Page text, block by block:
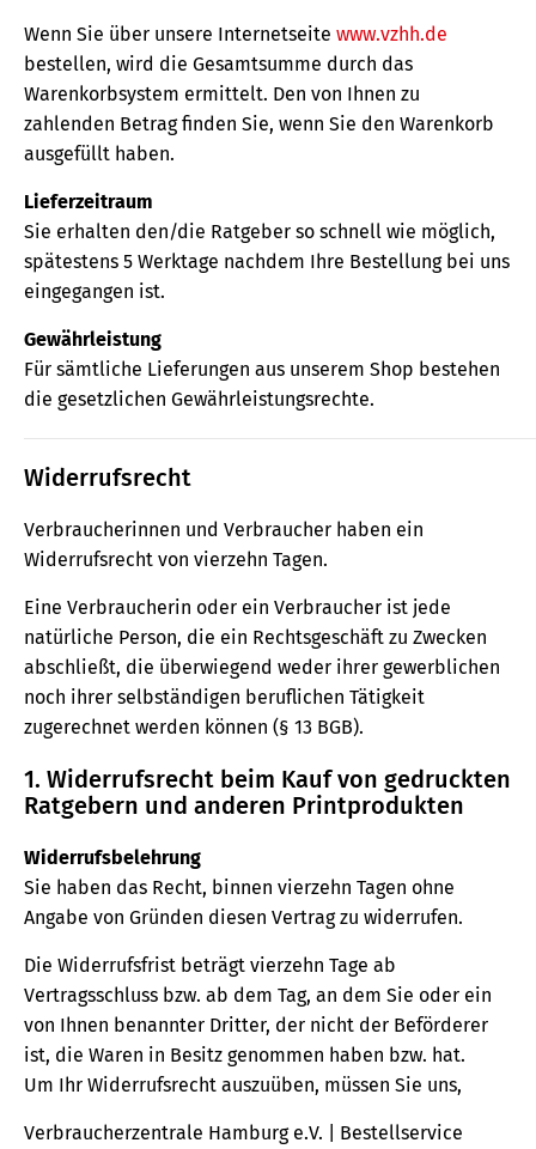
Wenn Sie über unsere Internetseite www.vzhh.de
bestellen, wird die Gesamtsumme durch das
Warenkorbsystem ermittelt. Den von Ihnen zu
zahlenden Betrag finden Sie, wenn Sie den Warenkorb
ausgefüllt haben.
Lieferzeitraum
Sie erhalten den/die Ratgeber so schnell wie möglich,
spätestens 5 Werktage nachdem Ihre Bestellung bei uns
eingegangen ist.
Gewährleistung
Für sämtliche Lieferungen aus unserem Shop bestehen
die gesetzlichen Gewährleistungsrechte.
Widerrufsrecht
Verbraucherinnen und Verbraucher haben ein
Widerrufsrecht von vierzehn Tagen.
Eine Verbraucherin oder ein Verbraucher ist jede
natürliche Person, die ein Rechtsgeschäft zu Zwecken
abschließt, die überwiegend weder ihrer gewerblichen
noch ihrer selbständigen beruflichen Tätigkeit
zugerechnet werden können (§ 13 BGB).
1. Widerrufsrecht beim Kauf von gedruckten
Ratgebern und anderen Printprodukten
Widerrufsbelehrung
Sie haben das Recht, binnen vierzehn Tagen ohne
Angabe von Gründen diesen Vertrag zu widerrufen.
Die Widerrufsfrist beträgt vierzehn Tage ab
Vertragsschluss bzw. ab dem Tag, an dem Sie oder ein
von Ihnen benannter Dritter, der nicht der Beförderer
ist, die Waren in Besitz genommen haben bzw. hat.
Um Ihr Widerrufsrecht auszuüben, müssen Sie uns,
Verbraucherzentrale Hamburg e.V. | Bestellservice